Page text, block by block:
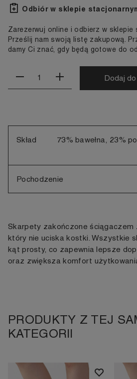
Odbiór w sklepie
Zarezerwuj online i odbierz w sklepie
Prześlij nam swoją listę zakupową.
damy Ci znać, gdy będą gotowe do
Dodaj
Skład
73% bawełna, 23%
Pochodzenie
Skarpety zakończone ściągaczem
który nie uciska kostki. Wszystkie
kąt prosty, co zapewnia lepsze
oraz zwiększa komfort
PRODUKTY Z TEJ
KATEGORII